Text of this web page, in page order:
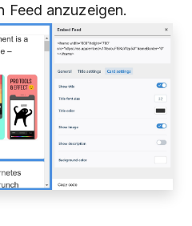
Feed anzuzeigen.